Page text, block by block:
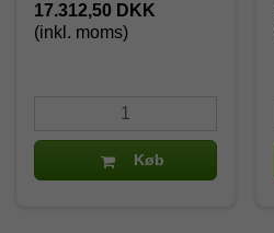
17.312,50 DKK
(inkl. moms)
Køb